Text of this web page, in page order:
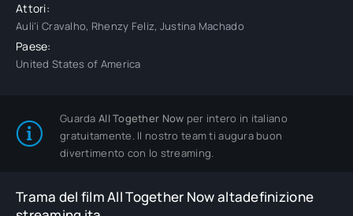
Attori:
Auli'i Cravalho, Rhenzy Feliz, Justina Machado
Paese:
United States of America
Guarda All Together Now per intero in italiano
gratuitamente. Il nostro team ti augura buon
divertimento con lo streaming.
Trama del film All Together Now altadefinizione